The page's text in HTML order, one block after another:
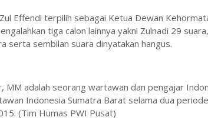
Effendi terpilih sebagai Ketua Dewan
tiga calon lainnya yakni Zulnadi 29
serta sembilan suara dinyatakan hangus.
MM adalah seorang wartawan dan pengajar
Indonesia Sumatra Barat selama dua
(Tim Humas PWI Pusat)